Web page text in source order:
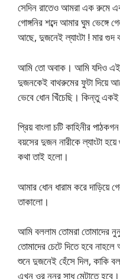
সেদিন রাতেও আমরা এক রুমে এক
গোঙ্গনির শব্দে আমার ঘুম ভেঙ্গে
আছে, দুজনেই ল্যাংটা ! মার গুদ
আমি তো অবাক। আমি যদিও এই
দুজনকেই বাথরুমের ফুটা দিয়ে
ভেবে ধোন খিঁচেছি। কিন্তু
প্রিয় বাংলা চটি কাহিনীর
বয়সের দুজন নারীকে ল্যাংটা
কথা তাই হলো।
আমার ধোন ধারাম করে দাড়িয়ে
তাকালো।
আমি বললাম তোমরা তোমাদের
তোমাদের চেটে দিতে হবে
শুনে দুজনেই হেঁসে দিল, কাকি
এখন ওর নুনুর সাধ মেটাতে হবে।